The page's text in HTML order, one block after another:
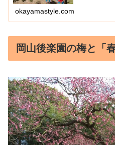
す。当日は小
okayamastyle.com
岡山後楽園の梅と「